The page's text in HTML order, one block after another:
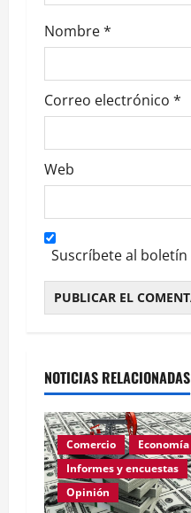
a
s
Nombre*
Correo electrónico *
Web
Suscríbete al boletín
NOTICIAS RELACIONADAS
Comercio
Economía
Informes y encuestas
Opinión